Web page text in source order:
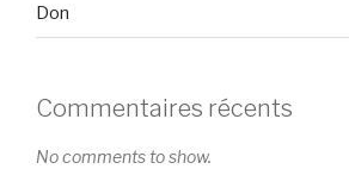
Don
Commentaires récents
No comments to show.